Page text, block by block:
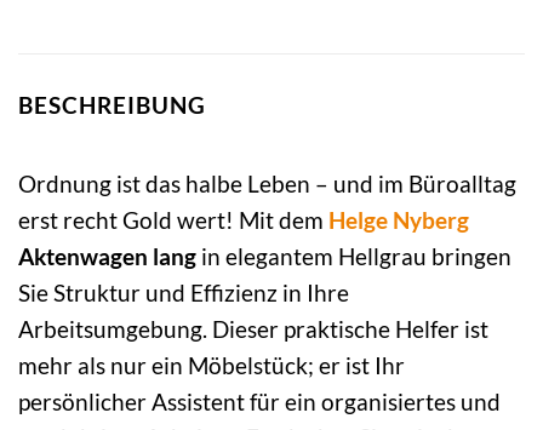
BESCHREIBUNG
Ordnung ist das halbe Leben – und im Büroalltag
erst recht Gold wert! Mit dem Helge Nyberg
Aktenwagen lang in elegantem Hellgrau bringen
Sie Struktur und Effizienz in Ihre
Arbeitsumgebung. Dieser praktische Helfer ist
mehr als nur ein Möbelstück; er ist Ihr
persönlicher Assistent für ein organisiertes und